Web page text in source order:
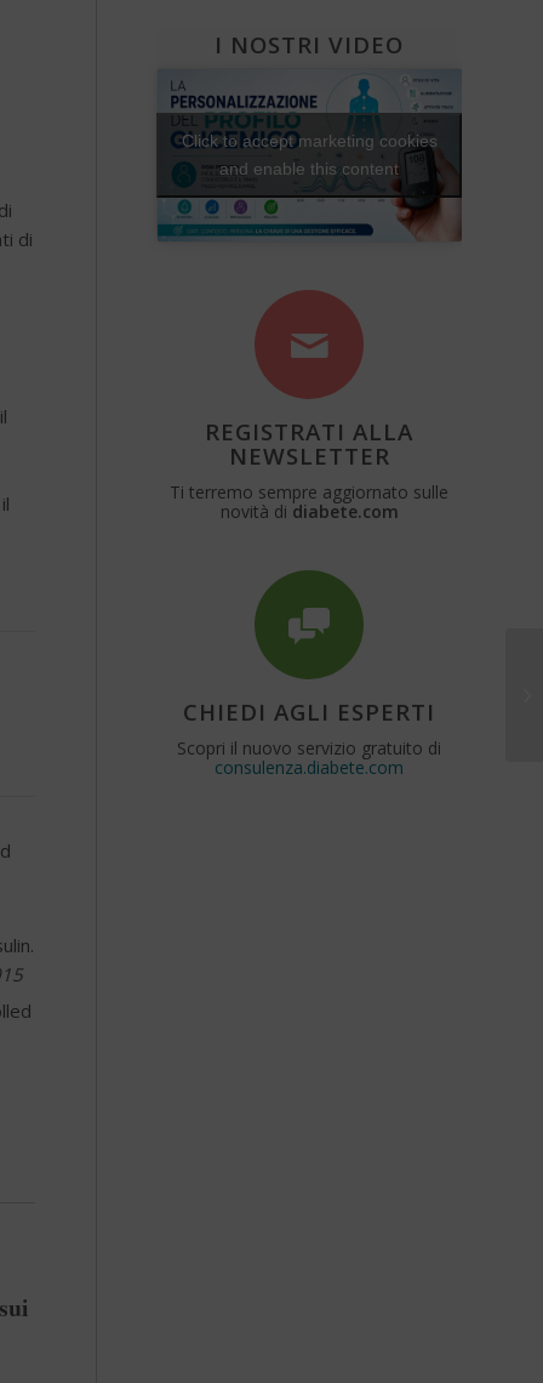
di
I NOSTRI VIDEO
Click to accept marketing cookies
and enable this content
REGISTRATI ALLA
NEWSLETTER
Ti terremo sempre aggiornato sulle
novità di diabete.com
CHIEDI AGLI ESPERTI
Scopri il nuovo servizio gratuito di
consulenza.diabete.com